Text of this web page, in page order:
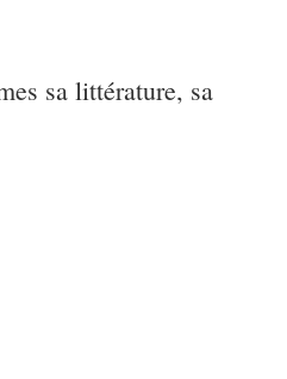
sa littérature, sa